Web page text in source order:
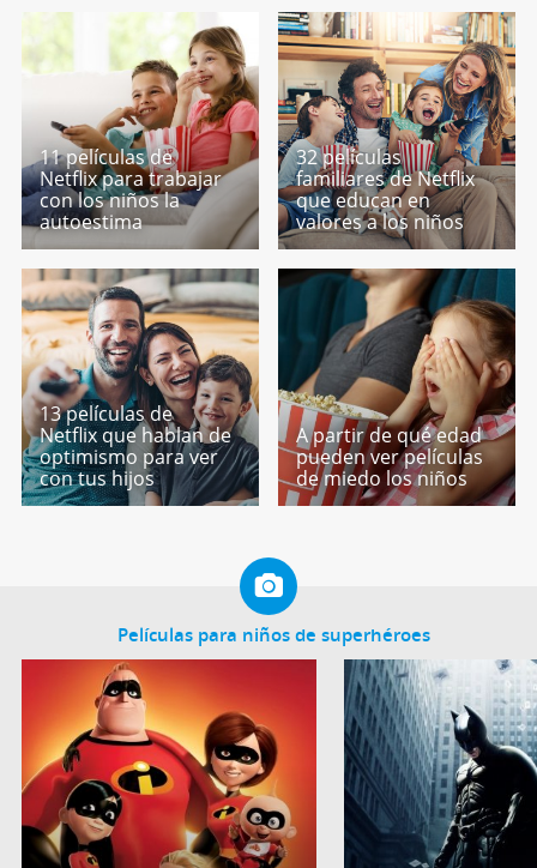
11 películas de
Netflix para trabajar
con los niños la
autoestima
32 películas
familiares de Netflix
que educan en
valores a los niños
13 películas de
Netflix que hablan de
optimismo para ver
con tus hijos
A partir de qué edad
pueden ver películas
de miedo los niños
Películas para niños de superhéroes